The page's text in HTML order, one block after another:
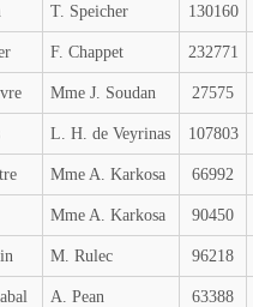
T. Speicher 130160
F. Chappet 232771
Mme J. Soudan 27575
L. H. de Veyrinas 107803
Mme A. Karkosa 66992
Mme A. Karkosa 90450
M. Rulec 96218
A. Pean 63388